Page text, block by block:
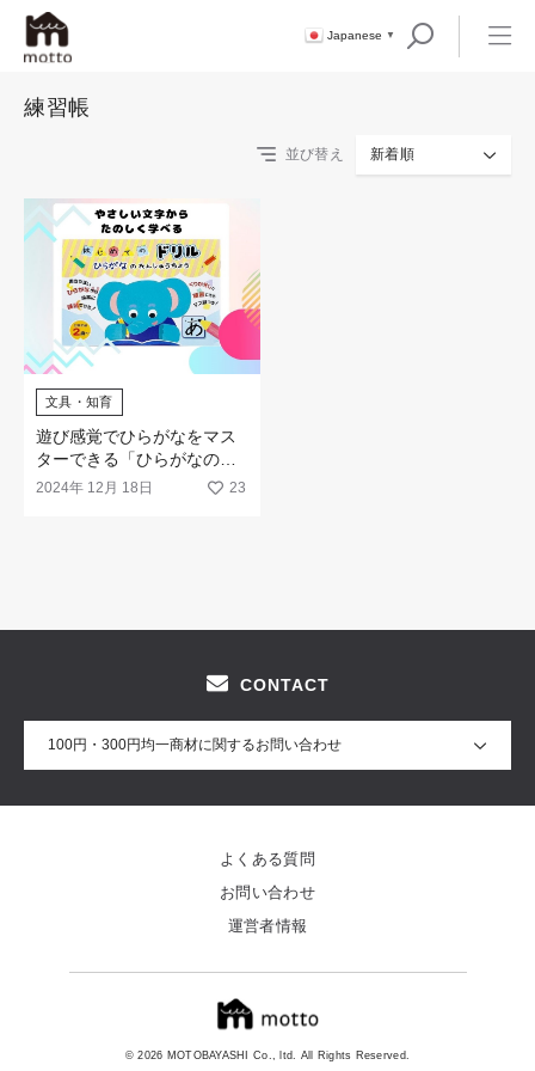
Japanese ▼
練習帳
並び替え 新着順
文具・知育
遊び感覚でひらがなをマス
ターできる「ひらがなのれ
んしゅうちょう」が新発
2024年 12月 18日 23
CONTACT
100円・300円均一商材に関するお問い合わせ
© 2026 MOTOBAYASHI Co., ltd. All Rights Reserved.
よくある質問
お問い合わせ
運営者情報